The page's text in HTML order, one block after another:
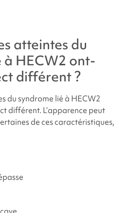
atteintes du
HECW2 ont-
différent ?
dusyndrome lié à HECW2
différent. L’apparence peut
de ces caractéristiques,